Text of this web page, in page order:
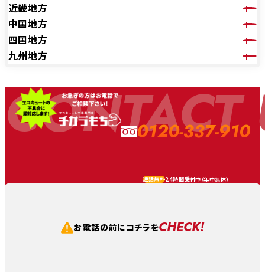
近畿地方
中国地方
四国地方
九州地方
CONTACT
0120-337-910
通話無料24時間受付中（年中無休）
お電話の前にコチラをCHECK!